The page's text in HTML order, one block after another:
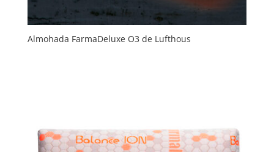
Almohada FarmaDeluxe O3 de Lufthous